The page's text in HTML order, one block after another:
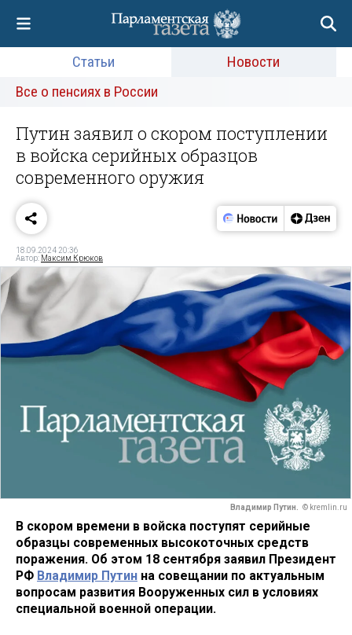
Статьи
Новости
Все о пенсиях в России
Путин заявил о скором поступлении
в войска серийных образцов
современного оружия
18.09.2024 20:36
Автор: Максим Крюков
Владимир Путин. © kremlin.ru
В скором времени в войска поступят серийные
образцы современных высокоточных средств
поражения. Об этом 18 сентября заявил Президент
РФ Владимир Путин на совещании по актуальным
вопросам развития Вооруженных сил в условиях
специальной военной операции.